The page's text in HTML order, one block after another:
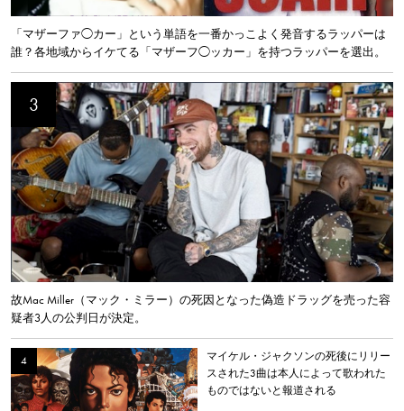
「マザーファ◯カー」という単語を一番かっこよく発音するラッパーは
誰？各地域からイケてる「マザーフ◯ッカー」を持つラッパーを選出。
故Mac Miller（マック・ミラー）の死因となった偽造ドラッグを売った容
疑者3人の公判日が決定。
マイケル・ジャクソンの死後にリリー
スされた3曲は本人によって歌われた
ものではないと報道される